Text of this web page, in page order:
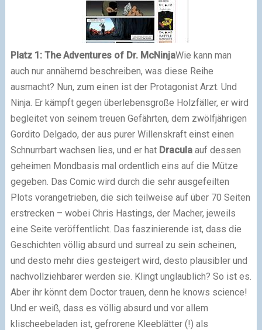
Platz 1: The Adventures of Dr. McNinjaWie kann man
auch nur annähernd beschreiben, was diese Reihe
ausmacht? Nun, zum einen ist der Protagonist Arzt. Und
Ninja. Er kämpft gegen überlebensgroße Holzfäller, er wird
begleitet von seinem treuen Gefährten, dem zwölfjährigen
Gordito Delgado, der aus purer Willenskraft einst einen
Schnurrbart wachsen lies, und er hat Draculaauf dessen
geheimen Mondbasis mal ordentlich eins auf die Mütze
gegeben. Das Comic wird durch die sehr ausgefeilten
Plots vorangetrieben, die sich teilweise auf über 70 Seiten
erstrecken – wobei Chris Hastings, der Macher, jeweils
eine Seite veröffentlicht. Das faszinierende ist, dass die
Geschichten völlig absurd und surreal zu sein scheinen,
und desto mehr dies gesteigert wird, desto plausibler und
nachvollziehbarer werden sie. Klingt unglaublich? So ist es.
Aber ihr könnt dem Doctor trauen, denn he knows science!
Und er weiß, dass es völlig absurd und vor allem
klischeebeladen ist, gefrorene Kleeblätter (!) als